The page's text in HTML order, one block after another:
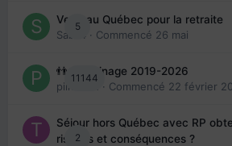
5
Venir au Québec pour la retraite
Sab74
· Commencé 26 mai
11144
👬 Parrainage 2019-2026
piinoush
· Commencé 22 février
2
Séjour hors Québec avec RP
risques et conséquences ?